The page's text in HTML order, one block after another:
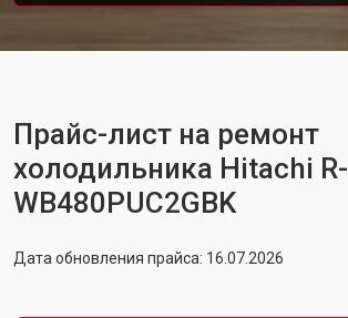
Прайс-лист на ремонт
холодильника Hitachi R-
WB480PUC2GBK
Дата обновления прайса: 16.07.2026